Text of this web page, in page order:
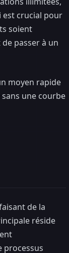
est crucial pour
soient
passer à un
moyen rapide
une courbe
de la
réside
processus